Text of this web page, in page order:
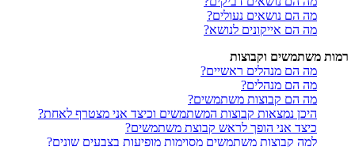
מה הם נושאים נעולים?
מה הם אייקונים לנושא?
רמות משתמשים וקבוצות
מה הם מנהלים ראשיים?
מה הם מנהלים?
מה הם קבוצות משתמשים?
היכן נמצאות קבוצות המשתמשים וכיצד אני מצטרף לאחת?
כיצד אני הופך לראש קבוצת משתמשים?
למה קבוצות משתמשים מסוימות מופיעות בצבעים שונים?